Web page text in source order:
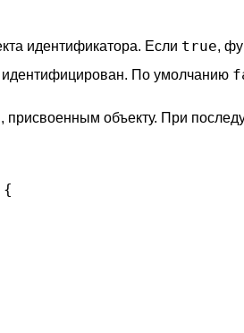
идентификатора. Если true,
идентифицирован. По умолчанию
присвоенным объекту. При
{